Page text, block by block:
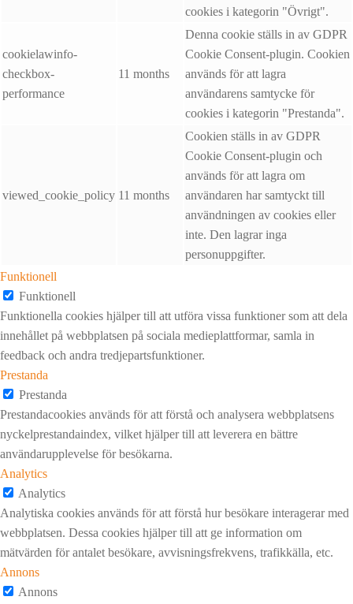
cookies i kategorin "Övrigt".
cookielawinfo-
checkbox-
performance
11 months
Denna cookie ställs in av GDPR
Cookie Consent-plugin. Cookien
används för att lagra
användarens samtycke för
cookies i kategorin "Prestanda".
viewed_cookie_policy 11 months
Cookien ställs in av GDPR
Cookie Consent-plugin och
används för att lagra om
användaren har samtyckt till
användningen av cookies eller
inte. Den lagrar inga
personuppgifter.
Funktionell
Funktionell
Funktionella cookies hjälper till att utföra vissa funktioner som att dela
innehållet på webbplatsen på sociala medieplattformar, samla in
feedback och andra tredjepartsfunktioner.
Prestanda
Prestanda
Prestandacookies används för att förstå och analysera webbplatsens
nyckelprestandaindex, vilket hjälper till att leverera en bättre
användarupplevelse för besökarna.
Analytics
Analytics
Analytiska cookies används för att förstå hur besökare interagerar med
webbplatsen. Dessa cookies hjälper till att ge information om
mätvärden för antalet besökare, avvisningsfrekvens, trafikkälla, etc.
Annons
Annons